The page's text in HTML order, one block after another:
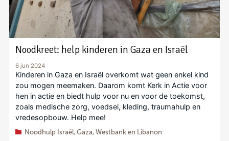
Noodkreet: help kinderen in Gaza en Israël
6 jun 2024
Kinderen in Gaza en Israël overkomt wat geen enkel kind
zou mogen meemaken. Daarom komt Kerk in Actie voor
hen in actie en biedt hulp voor nu en voor de toekomst,
zoals medische zorg, voedsel, kleding, traumahulp en
vredesopbouw. Help mee!
Noodhulp Israël, Gaza, Westbank en Libanon